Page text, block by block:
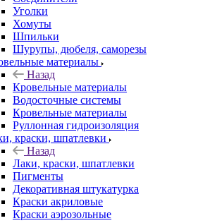
Уголки
Хомуты
Шпильки
Шурупы, дюбеля, саморезы
материалы
Назад
Кровельные материалы
Водосточные системы
Кровельные материалы
Руллонная гидроизоляция
краски, шпатлевки
Назад
Лаки, краски, шпатлевки
Пигменты
Декоративная штукатурка
Краски акриловые
Краски аэрозольные